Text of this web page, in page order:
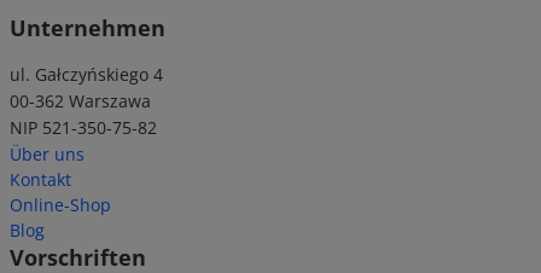
Unternehmen
ul. Gałczyńskiego 4
00-362 Warszawa
NIP 521-350-75-82
Über uns
Kontakt
Online-Shop
Blog
Vorschriften